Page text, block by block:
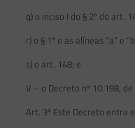
q) o inciso I do § 2º do art.
r) o § 1º e as alíneas “a” e
s) o art. 148; e
V – o Decreto nº 10.198,
Art. 3º Este Decreto entra